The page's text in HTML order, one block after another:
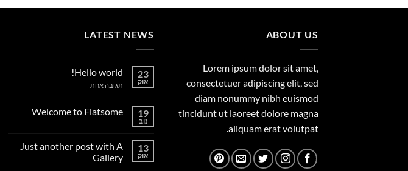
היה:
הוא:
ABOUT US
Lorem ipsum dolor sit amet,
consectetuer adipiscing elit, sed
diam nonummy nibh euismod
tincidunt ut laoreet dolore magna
aliquam erat volutpat.
LATEST NEWS
23
אוק
Hello world!
תגובה אחתעל
19
נוב
Welcome to Flatsome
Welcome
to
Flatsome
13
אוק
Just another post with A
Gallery